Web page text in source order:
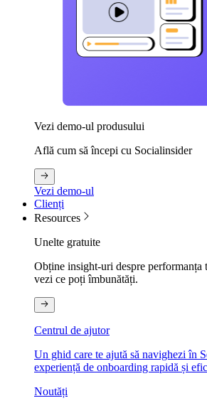
Vezi demo-ul produsului
Află cum să începi cu Socialinsider
Vezi demo-ul
Clienți
Resources
Unelte gratuite
Obține insight-uri despre performanța
vezi ce poți îmbunătăți.
Centrul de ajutor
Un ghid care te ajută să navighezi în
experiență de onboarding rapidă și
Noutăți